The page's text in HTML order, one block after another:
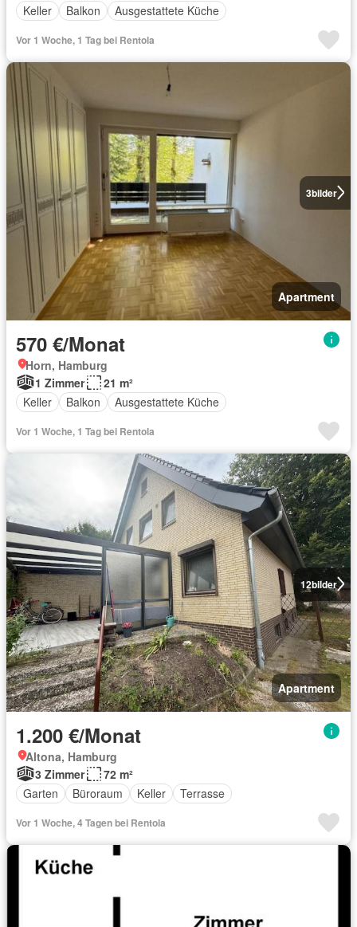
Keller
Balkon Ausgestattete Küche
Vor 1 Woche, 1 Tag bei Rentola
3bilder
Apartment
570 €/Monat
Horn, Hamburg
1 Zimmer
21 m²
Keller
Balkon Ausgestattete Küche
Vor 1 Woche, 1 Tag bei Rentola
12bilder
Apartment
1.200 €/Monat
Altona, Hamburg
3 Zimmer
72 m²
Garten
Büroraum Keller Terrasse
Vor 1 Woche, 4 Tagen bei Rentola